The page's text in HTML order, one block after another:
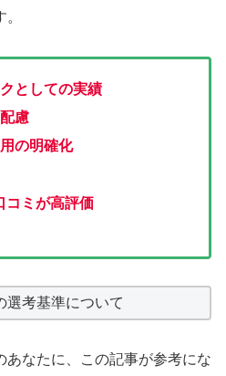
としての実績
慮
の明確化
コミが高評価
選考基準について
あなたに、この記事が参考にな